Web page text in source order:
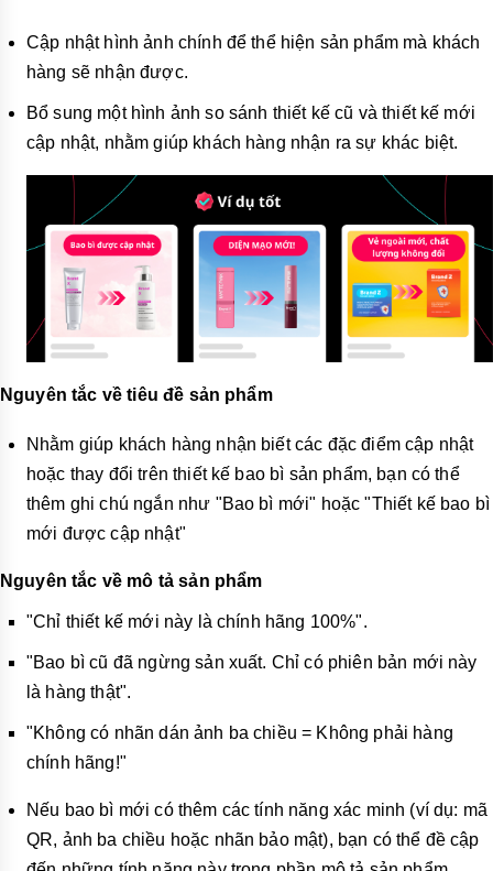
Cập nhật hình ảnh chính để thể hiện sản phẩm mà khách
hàng sẽ nhận được.
Bổ sung một hình ảnh so sánh thiết kế cũ và thiết kế mới
cập nhật, nhằm giúp khách hàng nhận ra sự khác biệt.
Nguyên tắc về tiêu đề sản phẩm
Nhằm giúp khách hàng nhận biết các đặc điểm cập nhật
hoặc thay đổi trên thiết kế bao bì sản phẩm, bạn có thể
thêm ghi chú ngắn như "Bao bì mới" hoặc "Thiết kế bao bì
mới được cập nhật"
Nguyên tắc về mô tả sản phẩm
"Chỉ thiết kế mới này là chính hãng 100%".
"Bao bì cũ đã ngừng sản xuất. Chỉ có phiên bản mới này
là hàng thật".
"Không có nhãn dán ảnh ba chiều = Không phải hàng
chính hãng!"
Nếu bao bì mới có thêm các tính năng xác minh (ví dụ: mã
QR, ảnh ba chiều hoặc nhãn bảo mật), bạn có thể đề cập